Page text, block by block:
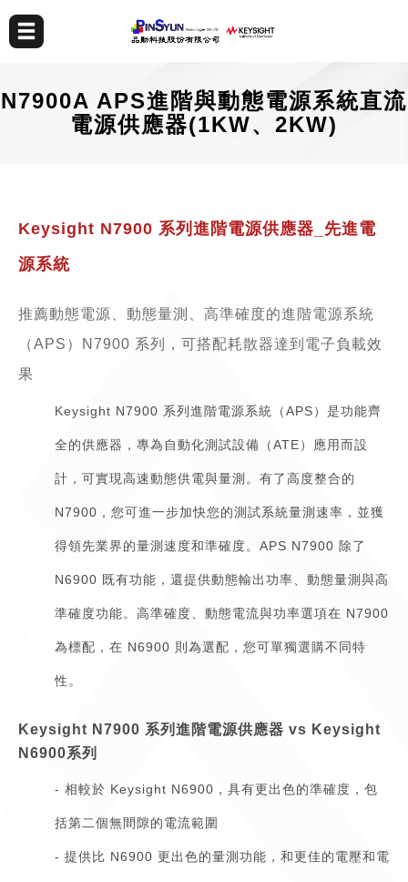
N7900A APS進階與動態電源系統直流
電源供應器(1KW、2KW)
Keysight N7900 系列進階電源供應器_先進電
源系統
推薦動態電源、動態量測、高準確度的進階電源系統
（APS）N7900 系列，可搭配耗散器達到電子負載效
果
Keysight N7900 系列進階電源系統（APS）是功能齊
全的供應器，專為自動化測試設備（ATE）應用而設
計，可實現高速動態供電與量測。有了高度整合的
N7900，您可進一步加快您的測試系統量測速率，並獲
得領先業界的量測速度和準確度。APS N7900 除了
N6900 既有功能，還提供動態輸出功率、動態量測與高
準確度功能。高準確度、動態電流與功率選項在 N7900
為標配，在 N6900 則為選配，您可單獨選購不同特
性。
Keysight N7900 系列進階電源供應器 vs Keysight
N6900系列
- 相較於 Keysight N6900，具有更出色的準確度，包
括第二個無間隙的電流範圍
- 提供比 N6900 更出色的量測功能，和更佳的電壓和電